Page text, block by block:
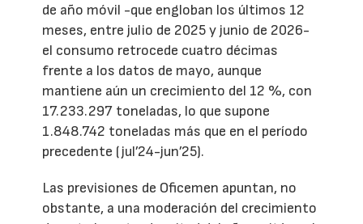
de año móvil -que engloban los últimos 12
meses, entre julio de 2025 y junio de 2026-
el consumo retrocede cuatro décimas
frente a los datos de mayo, aunque
mantiene aún un crecimiento del 12 %, con
17.233.297 toneladas, lo que supone
1.848.742 toneladas más que en el período
precedente (jul’24-jun’25).
Las previsiones de Oficemen apuntan, no
obstante, a una moderación del crecimiento